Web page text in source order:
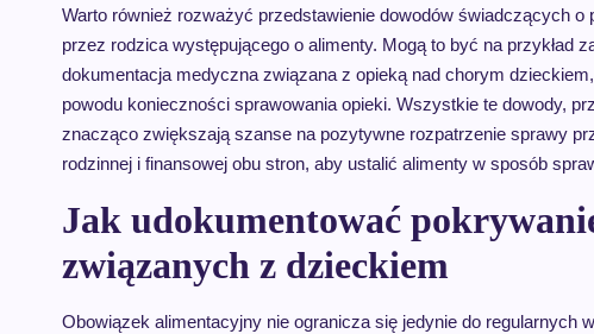
Warto również rozważyć przedstawienie dowodów świadczących
przez rodzica występującego o alimenty. Mogą to być na przykład
dokumentacja medyczna związana z opieką nad chorym
powodu konieczności sprawowania opieki. Wszystkie te dowody,
znacząco zwiększają szanse na pozytywne rozpatrzenie sprawy
rodzinnej i finansowej obu stron, aby ustalić alimenty w sposób
Jak udokumentować
związanych z dzieckiem
Obowiązek alimentacyjny nie ogranicza się jedynie do regularnych